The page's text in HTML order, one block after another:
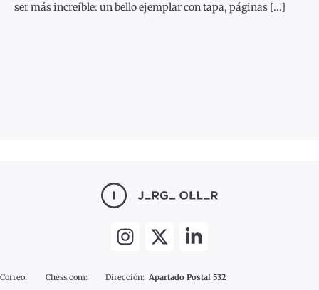
ser más increíble: un bello ejemplar con tapa, páginas [...]
Correo:
Chess.com:
Dirección:Apartado Postal 532